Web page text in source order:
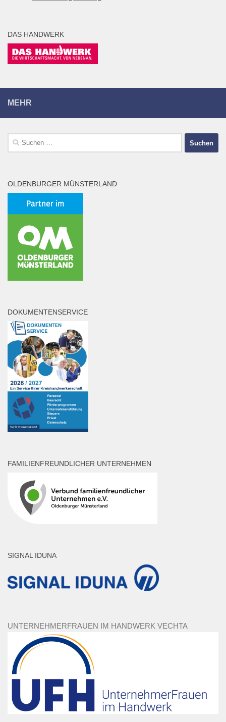
DAS HANDWERK
MEHR
Suchen
nach:
OLDENBURGER MÜNSTERLAND
DOKUMENTENSERVICE
FAMILIENFREUNDLICHER UNTERNEHMEN
SIGNAL IDUNA
UNTERNEHMERFRAUEN IM HANDWERK VECHTA